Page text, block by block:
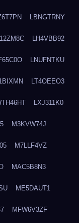
LBNGTRNY
LH4VBB92
LNUFNTKU
LT4OEEO3
LXJ311K0
M3KVW74J
M7LLF4VZ
MAC5B8N3
ME5DAUT1
MFW6V3ZF